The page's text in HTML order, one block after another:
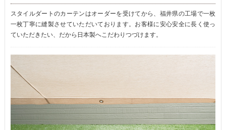
スタイルダートのカーテンはオーダーを受けてから、福井県の工場で一枚
一枚丁寧に縫製させていただいております。お客様に安心安全に長く使っ
ていただきたい、だから日本製へこだわりつづけます。